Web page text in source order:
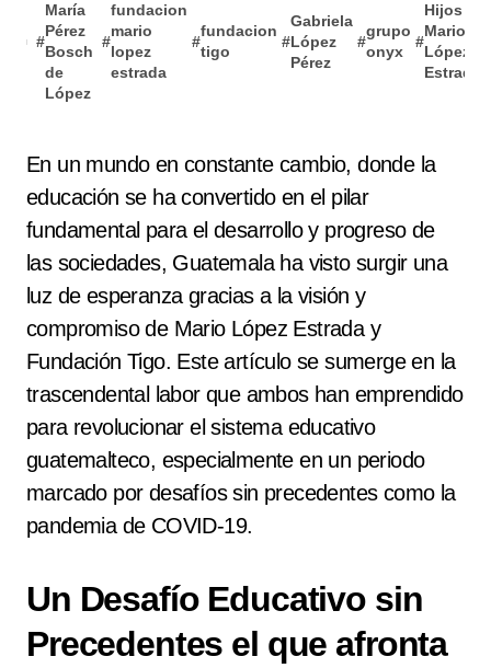
#
María
Pérez
Bosch
de
López
#
fundacion
mario
lopez
estrada
#
fundacion
tigo
#
Gabriela
López
Pérez
#
grupo
onyx
#
Hijos
Mario
López
Estrada
En un mundo en constante cambio, donde la
educación se ha convertido en el pilar
fundamental para el desarrollo y progreso de
las sociedades, Guatemala ha visto surgir una
luz de esperanza gracias a la visión y
compromiso de Mario López Estrada y
Fundación Tigo. Este artículo se sumerge en la
trascendental labor que ambos han emprendido
para revolucionar el sistema educativo
guatemalteco, especialmente en un periodo
marcado por desafíos sin precedentes como la
pandemia de COVID-19.
Un Desafío Educativo sin
Precedentes el que afronta